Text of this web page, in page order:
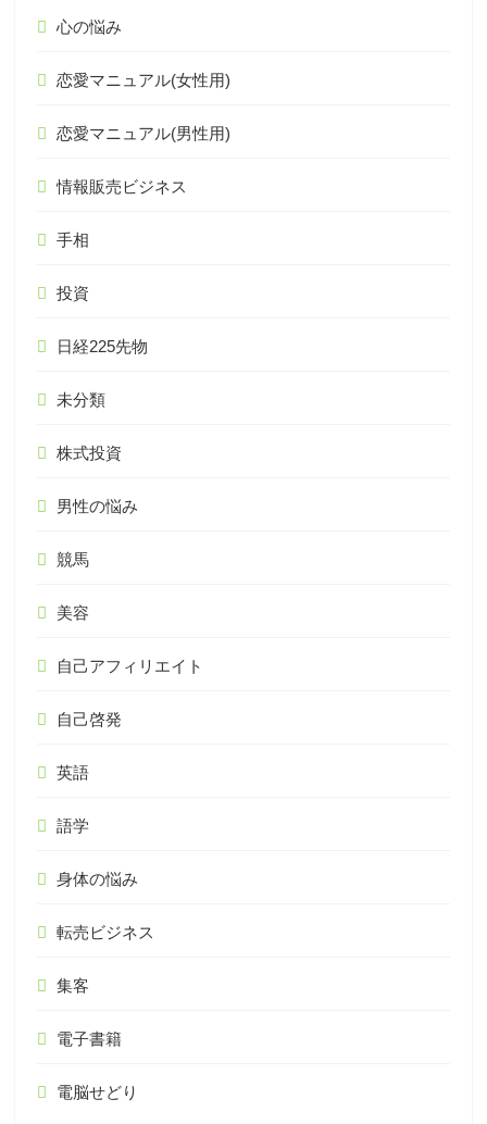
心の悩み
恋愛マニュアル(女性用)
恋愛マニュアル(男性用)
情報販売ビジネス
手相
投資
日経225先物
未分類
株式投資
男性の悩み
競馬
美容
自己アフィリエイト
自己啓発
英語
語学
身体の悩み
転売ビジネス
集客
電子書籍
電脳せどり